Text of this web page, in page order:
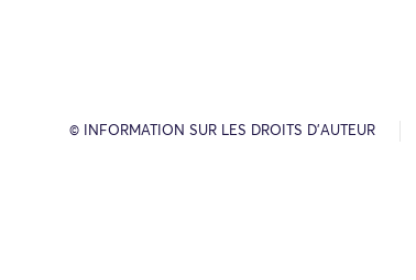
© INFORMATION SUR LES DROITS D’AUTEUR